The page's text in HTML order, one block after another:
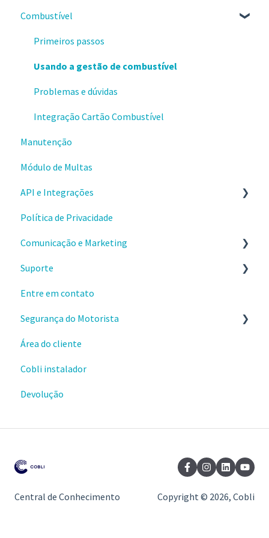
Identificação de condutores
Revisão de eventos de vídeo
Tratativas de ocorrências
Produtividade
Motor ocioso
Condução Econômica
Comprovantes
Combustível
Primeiros passos
Usando a gestão de combustível
Problemas e dúvidas
Integração Cartão Combustível
Manutenção
Módulo de Multas
API e Integrações
Comece por aqui
Aplicativos
Webhooks
Política de Privacidade
Comunicação e Marketing
Sobre o produto e valores
Materiais e conteúdos gratuitos
Cursos da Cobli Ensina
Suporte
Envio e instalações de dispositivos
Dispositivos OBD
Entre em contato
Segurança do Motorista
Alertas
Ranking de condução
Área do cliente
Cobli instalador
Devolução
Central de Conhecimento Copyright © 2026, Cobli